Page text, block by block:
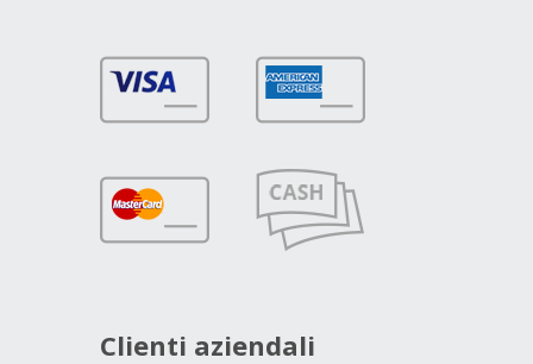
Clienti aziendali